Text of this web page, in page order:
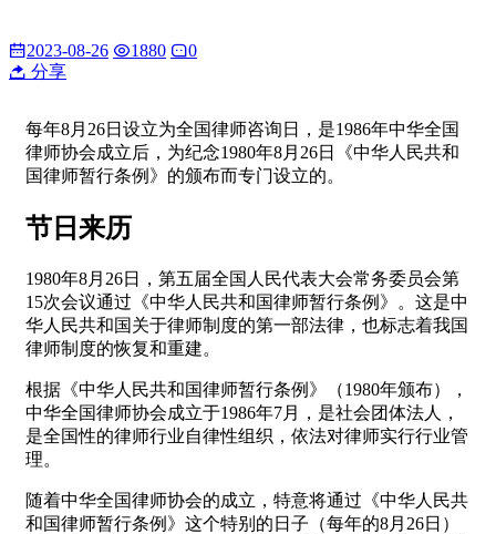
2023-08-26 1880
0
分享
每年8月26日设立为全国律师咨询日，是1986年中华全国
律师协会成立后，为纪念1980年8月26日《中华人民共和
国律师暂行条例》的颁布而专门设立的。
节日来历
1980年8月26日，第五届全国人民代表大会常务委员会第
15次会议通过《中华人民共和国律师暂行条例》。这是中
华人民共和国关于律师制度的第一部法律，也标志着我国
律师制度的恢复和重建。
根据《中华人民共和国律师暂行条例》（1980年颁布），
中华全国律师协会成立于1986年7月，是社会团体法人，
是全国性的律师行业自律性组织，依法对律师实行行业管
理。
随着中华全国律师协会的成立，特意将通过《中华人民共
和国律师暂行条例》这个特别的日子（每年的8月26日）